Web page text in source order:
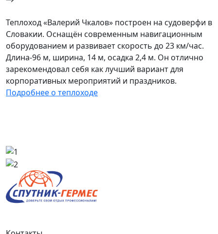
Теплоход «Валерий Чкалов» построен на судоверфи в
Словакии. Оснащён современным навигационным
оборудованием и развивает скорость до 23 км/час.
Длина-96 м, ширина, 14 м, осадка 2,4 м. Он отлично
зарекомендовал себя как лучший вариант для
корпоративных мероприятий и праздников.
Подробнее о теплоходе